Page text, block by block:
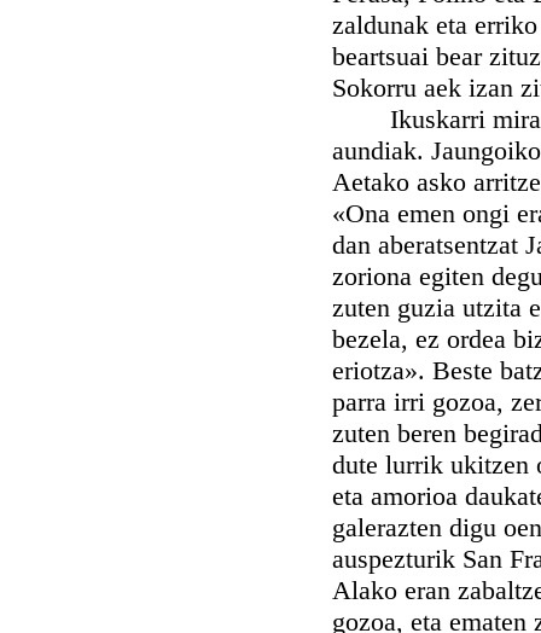
zaldunak eta
beartsuai bear
Sokorru aek izan
Ikuskarri
aundiak.
Aetako asko
«Ona emen ongi
dan aberatsentzat
zoriona egiten
zuten guzia utzita
bezela, ez ordea
eriotza». Beste
parra irri gozoa,
zuten beren
dute lurrik ukitzen
eta amorioa
galerazten digu
auspezturik San
Alako eran
gozoa, eta